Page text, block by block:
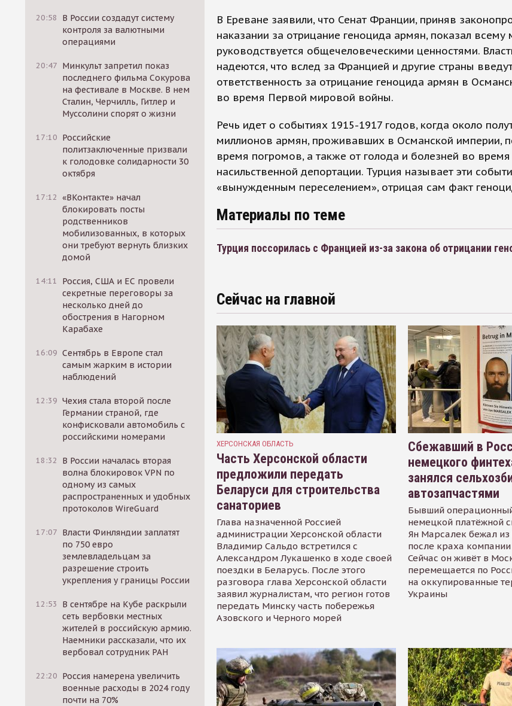
20:58
В России создадут систему
контроля за валютными
операциями
20:47 Минкульт запретил показ
последнего фильма Сокурова
на фестивале в Москве. В нем
Сталин, Черчилль, Гитлер и
Муссолини спорят о жизни
17:10 Российские
политзаключенные призвали
к голодовке солидарности 30
октября
17:12 «ВКонтакте» начал
блокировать посты
родственников
мобилизованных, в которых
они требуют вернуть близких
домой
14:11
Россия, США и ЕС провели
секретные переговоры за
несколько дней до
обострения в Нагорном
Карабахе
16:09 Сентябрь в Европе стал
самым жарким в истории
наблюдений
12:39 Чехия стала второй после
Германии страной, где
конфисковали автомобиль с
российскими номерами
18:32
В России началась вторая
волна блокировок VPN по
одному из самых
распространенных и удобных
протоколов WireGuard
17:07 Власти Финляндии заплатят
по 750 евро
землевладельцам за
разрешение строить
укрепления у границы России
12:53
В сентябре на Кубе раскрыли
сеть вербовки местных
жителей в российскую армию.
Наемники рассказали, что их
вербовал сотрудник РАН
22:20 Россия намерена увеличить
военные расходы в 2024 году
почти на 70%
В Ереване заявили, что Сенат Франции, приняв
наказании за отрицание геноцида армян, показал всему
руководствуется общечеловеческими ценностями.
надеются, что вслед за Францией и другие страны
ответственность за отрицание геноцида армян в
во время Первой мировой войны.
Речь идет о событиях 1915-1917 годов, когда около
миллионов армян, проживавших в Османской империи,
время погромов, а также от голода и болезней во
насильственной депортации. Турция называет эти
«вынужденным переселением», отрицая сам факт
Материалы по теме
Турция поссорилась с Францией из-за закона об отрицании
Сейчас на главной
ХЕРСОНСКАЯ ОБЛАСТЬ
Часть Херсонской области
предложили передать
Беларуси для строительства
санаториев
Глава назначенной Россией
администрации Херсонской области
Владимир Сальдо встретился с
Александром Лукашенко в ходе своей
поездки в Беларусь. После этого
разговора глава Херсонской области
заявил журналистам, что регион готов
передать Минску часть побережья
Азовского и Черного морей
Сбежавший в
немецкого
занялся
автозапчастями
Бывший
немецкой платёжной
Ян Марсалек бежал
после краха компании
Сейчас он живёт в
перемещается по
на оккупированные
Украины